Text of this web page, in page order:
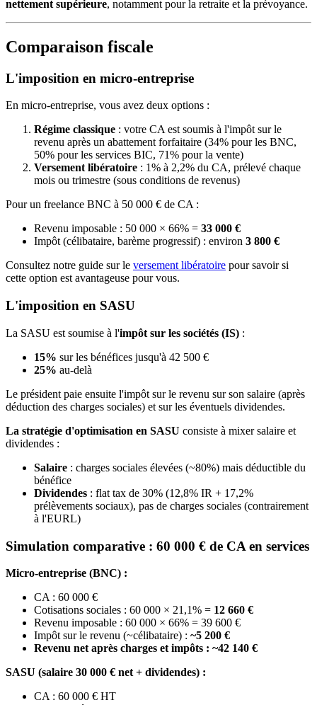
nettement supérieure, notamment pour la retraite et la prévoyance.
Comparaison fiscale
L'imposition en micro-entreprise
En micro-entreprise, vous avez deux options :
Régime classique : votre CA est soumis à l'impôt sur le
revenu après un abattement forfaitaire (34% pour les BNC,
50% pour les services BIC, 71% pour la vente)
Versement libératoire : 1% à 2,2% du CA, prélevé chaque
mois ou trimestre (sous conditions de revenus)
Pour un freelance BNC à 50 000 € de CA :
Revenu imposable : 50 000 × 66% = 33 000 €
Impôt (célibataire, barème progressif) : environ 3 800 €
Consultez notre guide sur le versement libératoire pour savoir si
cette option est avantageuse pour vous.
L'imposition en SASU
La SASU est soumise à l'impôt sur les sociétés (IS) :
15% sur les bénéfices jusqu'à 42 500 €
25% au-delà
Le président paie ensuite l'impôt sur le revenu sur son salaire (après
déduction des charges sociales) et sur les éventuels dividendes.
La stratégie d'optimisation en SASU consiste à mixer salaire et
dividendes :
Salaire : charges sociales élevées (~80%) mais déductible du
bénéfice
Dividendes : flat tax de 30% (12,8% IR + 17,2%
prélèvements sociaux), pas de charges sociales (contrairement
à l'EURL)
Simulation comparative : 60 000 € de CA en services
Micro-entreprise (BNC) :
CA : 60 000 €
Cotisations sociales : 60 000 × 21,1% = 12 660 €
Revenu imposable : 60 000 × 66% = 39 600 €
Impôt sur le revenu (~célibataire) : ~5 200 €
Revenu net après charges et impôts : ~42 140 €
SASU (salaire 30 000 € net + dividendes) :
CA : 60 000 € HT